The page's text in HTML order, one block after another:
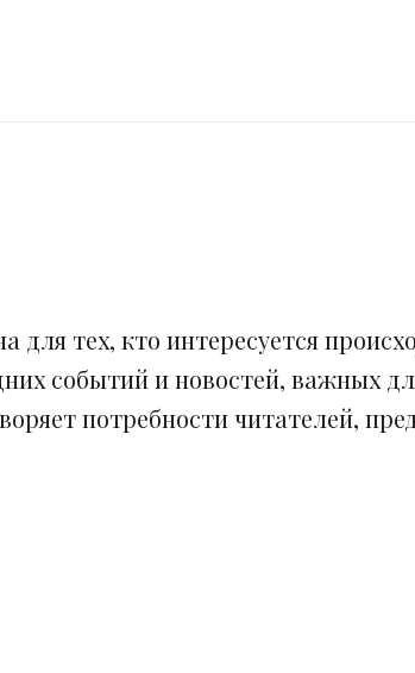
для тех, кто интересуется
событий и новостей, важных
потребности читателей,